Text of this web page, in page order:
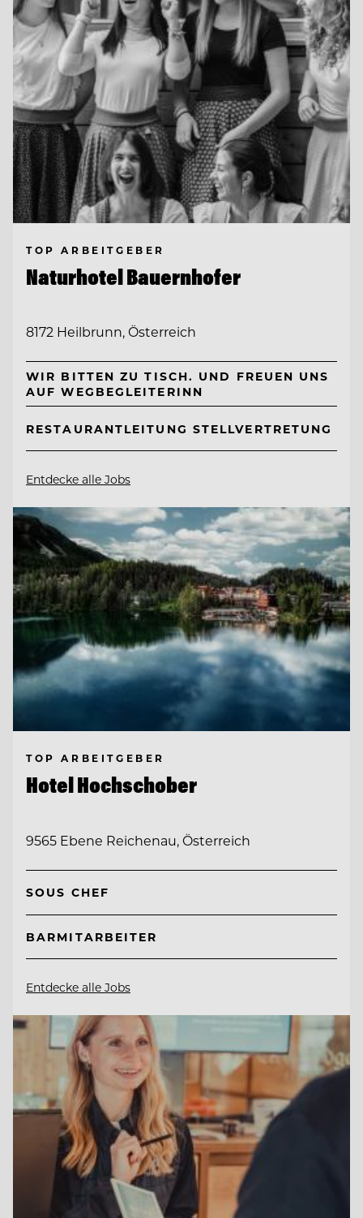
TOP ARBEITGEBER
Naturhotel Bauernhofer
8172 Heilbrunn, Österreich
WIR BITTEN ZU TISCH. UND FREUEN UNS
AUF WEGBEGLEITERINN
RESTAURANTLEITUNG STELLVERTRETUNG
Entdecke alle Jobs
TOP ARBEITGEBER
Hotel Hochschober
9565 Ebene Reichenau, Österreich
SOUS CHEF
BARMITARBEITER
Entdecke alle Jobs